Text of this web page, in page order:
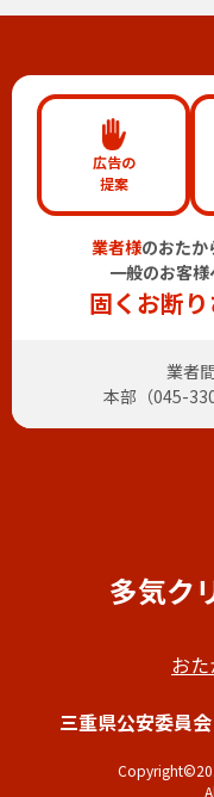
広告の
提案
業者様のおたか
一般のお客様
固くお断り
業者
本部（045-
多気ク
お
三重県公安委員